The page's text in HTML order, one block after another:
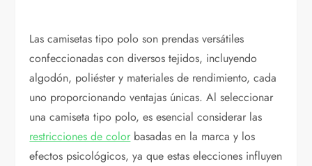
Las camisetas tipo polo son prendas versátiles
confeccionadas con diversos tejidos, incluyendo
algodón, poliéster y materiales de rendimiento, cada
uno proporcionando ventajas únicas. Al seleccionar
una camiseta tipo polo, es esencial considerar las
restricciones de color basadas en la marca y los
efectos psicológicos, ya que estas elecciones influyen